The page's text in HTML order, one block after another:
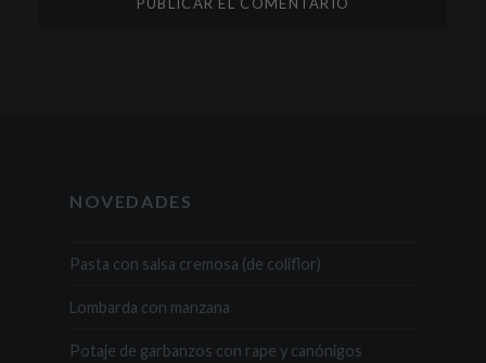
NOVEDADES
Pasta con salsa cremosa (de coliflor)
Lombarda con manzana
Potaje de garbanzos con rape y canónigos